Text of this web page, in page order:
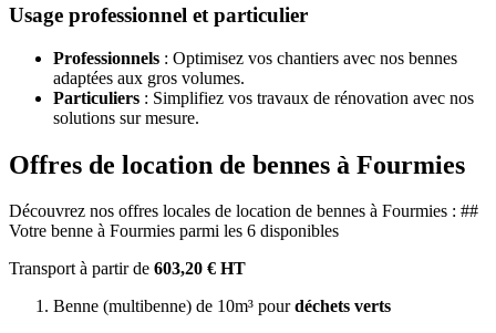
Usage professionnel et particulier
Professionnels : Optimisez vos chantiers avec nos bennes
adaptées aux gros volumes.
Particuliers : Simplifiez vos travaux de rénovation avec nos
solutions sur mesure.
Offres de location de bennes à Fourmies
Découvrez nos offres locales de location de bennes à Fourmies : ##
Votre benne à Fourmies parmi les 6 disponibles
Transport à partir de 603,20 € HT
Benne (multibenne) de 10m³ pourdéchets verts